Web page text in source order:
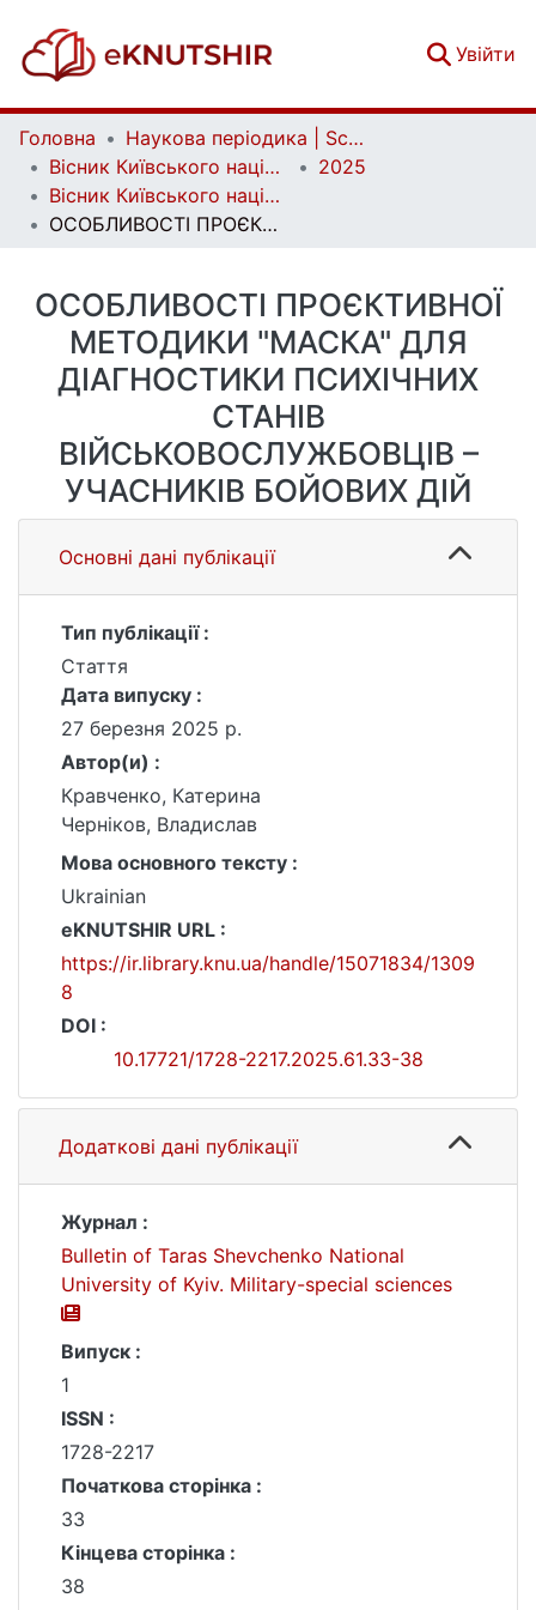
Увійти
Головна
Наукова періодика | Scientific periodicals
Вісник Київського національного університету імені Тараса Шевченка. Військово-спеціальні науки | Bulletin of Taras Shevchenko National University of Kyiv. Military-special sciences
2025
Вісник Київського національного університету імені Тараса Шевченка. Військово-спеціальні науки. Вип. 1 (61)
ОСОБЛИВОСТІ ПРОЄКТИВНОЇ МЕТОДИКИ "МАСКА" ДЛЯ ДІАГНОСТИКИ ПСИХІЧНИХ СТАНІВ ВІЙСЬКОВОСЛУЖБОВЦІВ – УЧАСНИКІВ БОЙОВИХ ДІЙ
ОСОБЛИВОСТІ ПРОЄКТИВНОЇ
МЕТОДИКИ "МАСКА" ДЛЯ
ДІАГНОСТИКИ ПСИХІЧНИХ
СТАНІВ
ВІЙСЬКОВОСЛУЖБОВЦІВ –
УЧАСНИКІВ БОЙОВИХ ДІЙ
Основні дані публікації
Тип публікації :
Стаття
Дата випуску :
27 березня 2025 р.
Автор(и) :
Кравченко, Катерина
Черніков, Владислав
Мова основного тексту :
Ukrainian
eKNUTSHIR URL :
https://ir.library.knu.ua/handle/15071834/1309
8
DOI :
10.17721/1728-2217.2025.61.33-38
Додаткові дані публікації
Журнал :
Bulletin of Taras Shevchenko National
University of Kyiv. Military-special sciences
Випуск :
1
ISSN :
1728-2217
Початкова сторінка :
33
Кінцева сторінка :
38